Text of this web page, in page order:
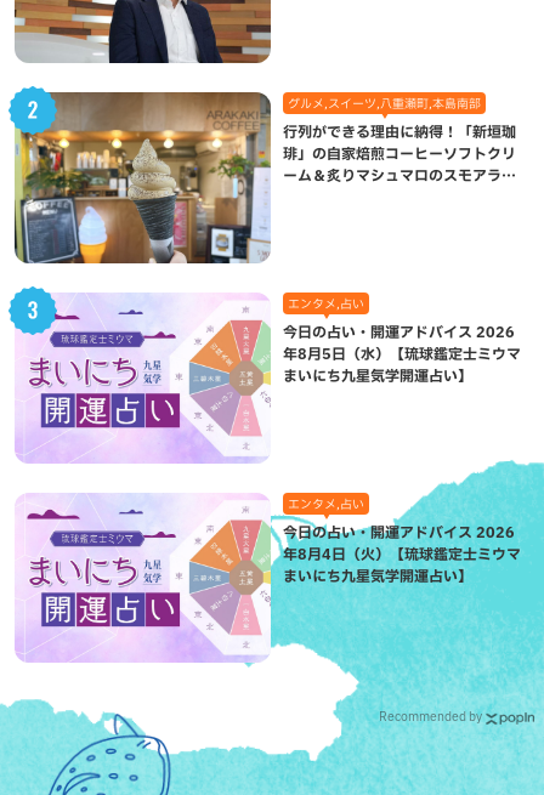
グルメ,スイーツ,八重瀬町,本島南部
行列ができる理由に納得！「新垣珈
琲」の自家焙煎コーヒーソフトクリ
ーム＆炙りマシュマロのスモアラテ
エンタメ,占い
今日の占い・開運アドバイス 2026
年8月5日（水）【琉球鑑定士ミウマ
まいにち九星気学開運占い】
エンタメ,占い
今日の占い・開運アドバイス 2026
年8月4日（火）【琉球鑑定士ミウマ
まいにち九星気学開運占い】
Recommended by